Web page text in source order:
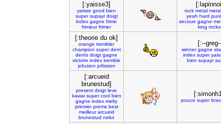
[:yaisse3]
yaisse good bien
super supayr doigt
index gagne frime
frimeur frimer
rock metal metal
yeah hard
secoue gagne
king
[:theorie du ok]
orange trembler
champion super dent
dents doigt gagne
victoire index tremble
jofusion jofission
[:--
winner gagne
index super
bien supayr
[:arcueid
brunestud]
present doigt leve
kawai super cool bien
gagne index melty
premier prems best
meilleur arcueid
brunestud neko
pouce super